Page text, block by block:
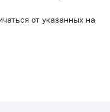
от указанных на